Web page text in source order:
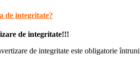
de integritate?
de integritate!!!
de integritate este obligatorie